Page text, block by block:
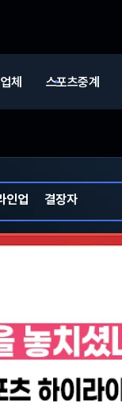
체 스포츠중계
인업 결장자